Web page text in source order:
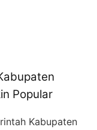
Popular
Kabupaten